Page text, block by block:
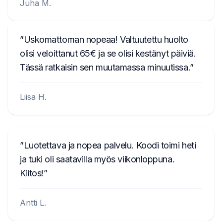
Juha M.
Uskomattoman nopeaa! Valtuutettu huolto
olisi veloittanut 65€ ja se olisi kestänyt päiviä.
Tässä ratkaisin sen muutamassa minuutissa.
Liisa H.
Luotettava ja nopea palvelu. Koodi toimi heti
ja tuki oli saatavilla myös viikonloppuna.
Kiitos!
Antti L.